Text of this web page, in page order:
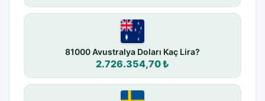
81000 Avustralya Doları Kaç Lira?
2.726.354,70 ₺